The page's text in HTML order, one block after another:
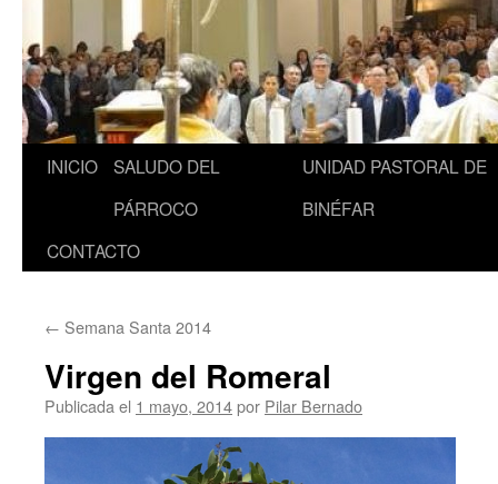
Saltar
contenido
INICIO
SALUDO DEL
PÁRROCO
UNIDAD PASTORAL DE
BINÉFAR
CONTACTO
← Semana Santa 2014
Virgen del Romeral
Publicada el 1 mayo, 2014por Pilar Bernado